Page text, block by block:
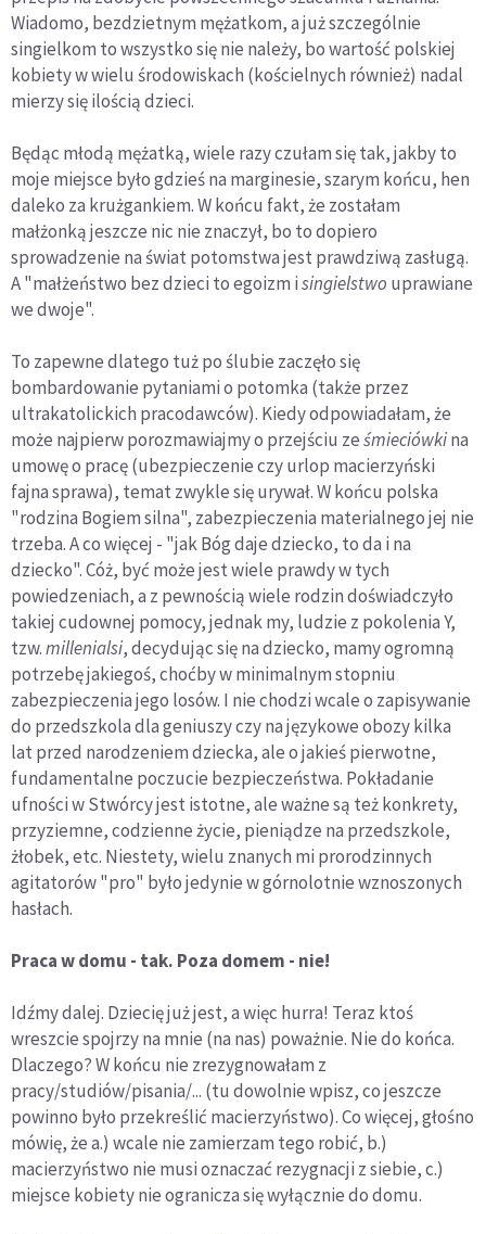
Wiadomo, bezdzietnym mężatkom, a już szczególnie
singielkom to wszystko się nie należy, bo wartość polskiej
kobiety w wielu środowiskach (kościelnych również) nadal
mierzy się ilością dzieci.
Będąc młodą mężatką, wiele razy czułam się tak, jakby to
moje miejsce było gdzieś na marginesie, szarym końcu, hen
daleko za krużgankiem. W końcu fakt, że zostałam
małżonką jeszcze nic nie znaczył, bo to dopiero
sprowadzenie na świat potomstwa jest prawdziwą zasługą.
A "małżeństwo bez dzieci to egoizm isingielstwo uprawiane
we dwoje".
To zapewne dlatego tuż po ślubie zaczęło się
bombardowanie pytaniami o potomka (także przez
ultrakatolickich pracodawców). Kiedy odpowiadałam, że
może najpierw porozmawiajmy o przejściu ześmieciówkina
umowę o pracę (ubezpieczenie czy urlop macierzyński
fajna sprawa), temat zwykle się urywał. W końcu polska
"rodzina Bogiem silna", zabezpieczenia materialnego jej nie
trzeba. A co więcej - "jak Bóg daje dziecko, to da i na
dziecko". Cóż, być może jest wiele prawdy w tych
powiedzeniach, a z pewnością wiele rodzin doświadczyło
takiej cudownej pomocy, jednak my, ludzie z pokolenia Y,
tzw.millenialsi, decydując się na dziecko, mamy ogromną
potrzebę jakiegoś, choćby w minimalnym stopniu
zabezpieczenia jego losów. I nie chodzi wcale o zapisywanie
do przedszkola dla geniuszy czy na językowe obozy kilka
lat przed narodzeniem dziecka, ale o jakieś pierwotne,
fundamentalne poczucie bezpieczeństwa. Pokładanie
ufności w Stwórcy jest istotne, ale ważne są też konkrety,
przyziemne, codzienne życie, pieniądze na przedszkole,
żłobek, etc. Niestety, wielu znanych mi prorodzinnych
agitatorów "pro" było jedynie w górnolotnie wznoszonych
hasłach.
Praca w domu - tak. Poza domem - nie!
Idźmy dalej. Dziecię już jest, a więc hurra! Teraz ktoś
wreszcie spojrzy na mnie (na nas) poważnie. Nie do końca.
Dlaczego? W końcu nie zrezygnowałam z
pracy/studiów/pisania/... (tu dowolnie wpisz, co jeszcze
powinno było przekreślić macierzyństwo). Co więcej, głośno
mówię, że a.) wcale nie zamierzam tego robić, b.)
macierzyństwo nie musi oznaczać rezygnacji z siebie, c.)
miejsce kobiety nie ogranicza się wyłącznie do domu.